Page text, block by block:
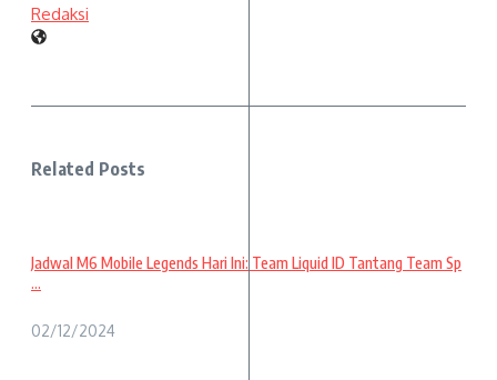
Redaksi
Related Posts
Jadwal M6 Mobile Legends Hari Ini: Team Liquid ID Tantang Team Sp
...
02/12/2024